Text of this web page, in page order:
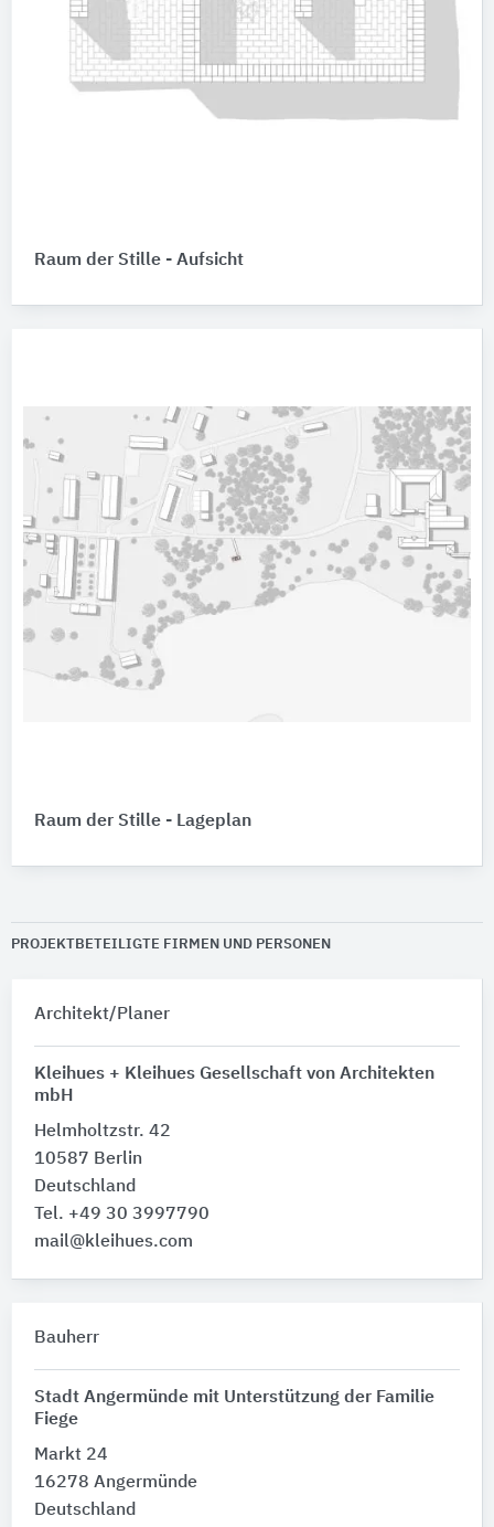
Raum der Stille - Aufsicht
Raum der Stille - Lageplan
PROJEKTBETEILIGTE FIRMEN UND PERSONEN
Architekt/Planer
Kleihues + Kleihues Gesellschaft von Architekten
mbH
Helmholtzstr. 42
10587 Berlin
Deutschland
Tel. +49 30 3997790
mail@kleihues.com
Bauherr
Stadt Angermünde mit Unterstützung der Familie
Fiege
Markt 24
16278 Angermünde
Deutschland